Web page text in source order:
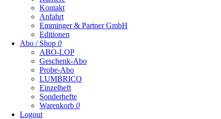
Kontakt
Anfahrt
Emminger & Partner GmbH
Editionen
Abo / Shop 0
ABO-LOP
Geschenk-Abo
Probe-Abo
LUMBRICO
Einzelheft
Sonderhefte
Warenkorb 0
Logout